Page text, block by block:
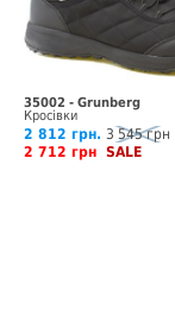
35002 - Grunberg
Кросівки
2 812 грн. 3 545 грн
2 712 грн SALE